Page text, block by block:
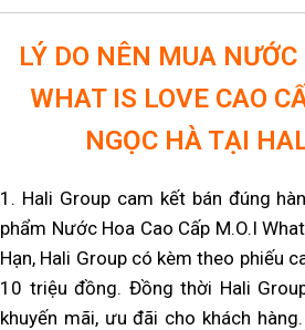
LÝ DO NÊN MUA
WHAT IS LOVE CAO
NGỌC HÀ TẠI
1. Hali Group cam kết bán đúng
phẩm Nước Hoa Cao Cấp M.O.I
Hạn, Hali Group có kèm theo phiếu
10 triệu đồng. Đồng thời Hali
khuyến mãi, ưu đãi cho khách